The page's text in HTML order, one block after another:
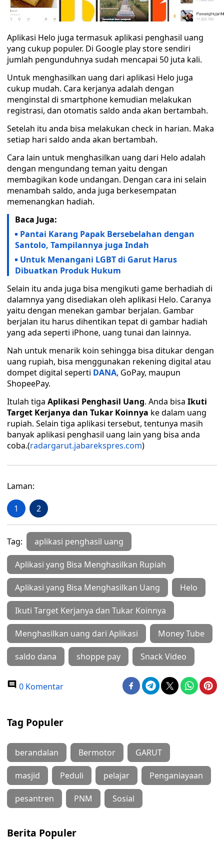
Aplikasi Helo juga termasuk aplikasi penghasil uang
yang cukup populer. Di Google play store sendiri
jumlah pengunduhnya sudah mencapai 50 juta kali.
Untuk menghasilkan uang dari aplikasi Helo juga
cukup mudah. Cara kerjanya adalah dengan
menginstal di smartphone kemudian melakukan
registrasi, dan otomatis saldo anda akan bertambah.
Setelah itu anda bisa melakukan check in harian. Maka
setiap hari saldo anda akan bertambah.
Cara lain untuk menghasilkan uang dari Helo adalah
dengan mengundang teman yaitu dengan
membagikan kode undangan. Dengan cara ini selain
menambah saldo, anda juga berkesempatan
memenangkan hadiah.
Baca Juga:
Pantai Karang Papak Bersebelahan dengan
Santolo, Tampilannya juga Indah
Untuk Menangani LGBT di Garut Harus
Dibuatkan Produk Hukum
Selain itu anda juga bisa mengikuti game berhadiah di
dalamnya yang disediakan oleh aplikasi Helo. Caranya
yaitu dengan menekan gambar berjalan. Gambar
berjalan itu harus dihentikan tepat di gambar hadiah
yang ada seperti iPhone, uang tunai dan lainnya.
Nah untuk menarik koin sehingga bisa ditukar dengan
uang rupiah, bisa menggunakan rekening digital atau
dompet digital seperti DANA, GoPay, maupun
ShopeePay.
Itulah tiga Aplikasi Penghasil Uang. Anda bisa Ikuti
Target Kerjanya dan Tukar Koinnya ke dalam uang
rupiah. Selain tiga aplikasi tersebut, tentunya masih
banyak aplikasi penghasil uang lain yang bisa anda
coba.(radargarut.jabarekspres.com)
Laman:
1 2
Tag: aplikasi penghasil uang
Aplikasi yang Bisa Menghasilkan Rupiah
Aplikasi yang Bisa Menghasilkan Uang Helo
Ikuti Target Kerjanya dan Tukar Koinnya
Menghasilkan uang dari Aplikasi Money Tube
saldo dana shoppe pay Snack Video
0 Komentar
Tag Populer
berandalan Bermotor GARUT
masjid Peduli pelajar Penganiayaan
pesantren PNM Sosial
Berita Populer